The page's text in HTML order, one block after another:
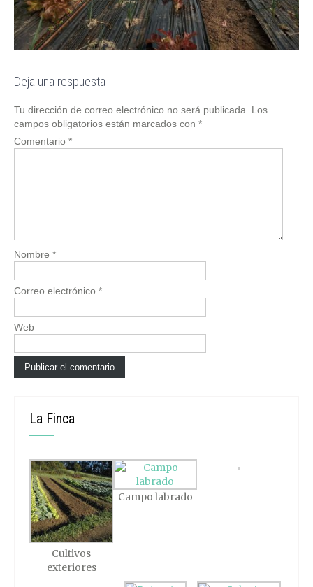
Deja una respuesta
Tu dirección de correo electrónico no será publicada.
Los
campos obligatorios están marcados con *
Comentario *
Nombre *
Correo electrónico *
Web
La Finca
Cultivos
exteriores
Campo labrado